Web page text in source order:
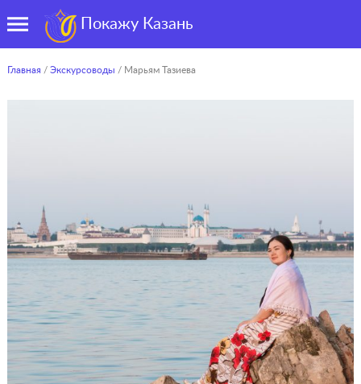
Покажу Казань
Главная / Экскурсоводы / Марьям Тазиева